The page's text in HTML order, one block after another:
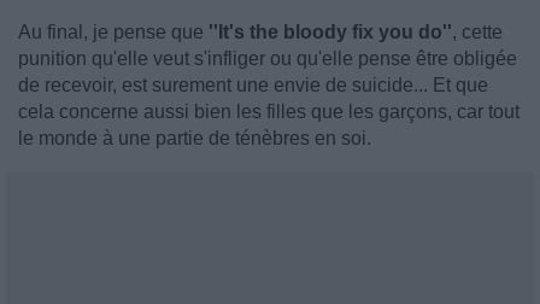
Au final, je pense que ''It's the bloody fix you do'', cette
punition qu'elle veut s'infliger ou qu'elle pense être obligée
de recevoir, est surement une envie de suicide... Et que
cela concerne aussi bien les filles que les garçons, car tout
le monde à une partie de ténèbres en soi.